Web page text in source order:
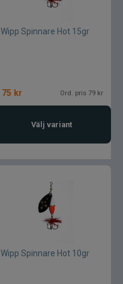
Wipp Spinnare Hot 15gr
75 kr Ord. pris 79 kr
Välj variant
Wipp Spinnare Hot 10gr